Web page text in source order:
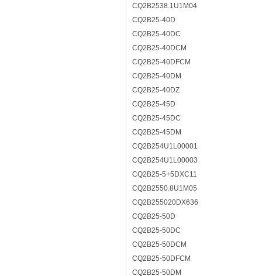
CQ2B2538.1U1M04
CQ2B25-40D
CQ2B25-40DC
CQ2B25-40DCM
CQ2B25-40DFCM
CQ2B25-40DM
CQ2B25-40DZ
CQ2B25-45D
CQ2B25-45DC
CQ2B25-45DM
CQ2B254U1L00001
CQ2B254U1L00003
CQ2B25-5+5DXC11
CQ2B2550.8U1M05
CQ2B255020DX636
CQ2B25-50D
CQ2B25-50DC
CQ2B25-50DCM
CQ2B25-50DFCM
CQ2B25-50DM